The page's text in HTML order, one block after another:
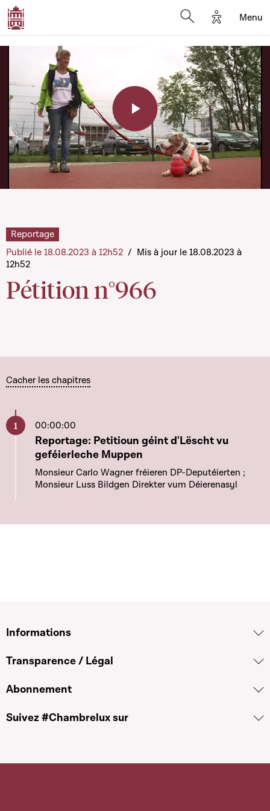
Options
Menu
Play
Video
Pétition n°966
Reportage
Publié le 18.08.2023 à 12h52 / Mis à jour le 18.08.2023 à
12h52
Cacher les chapitres
00:00:00
Aller à ce chapitre
Reportage: Petitioun géint d'Lëscht vu
geféierleche Muppen
Monsieur Carlo Wagner fréieren DP-Deputéierten ;
Monsieur Luss Bildgen Direkter vum Déierenasyl
Informations
Transparence / Légal
Abonnement
Suivez #Chambrelux sur